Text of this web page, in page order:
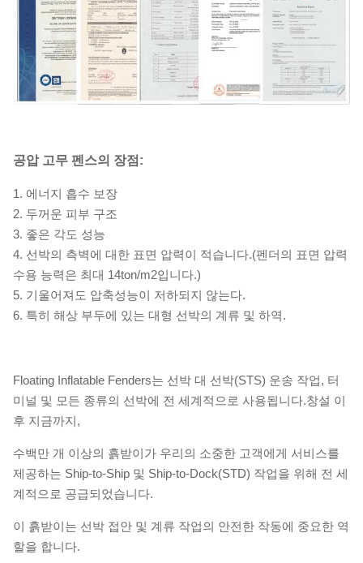
공압 고무 펜스의 장점:
1. 에너지 흡수 보장
2. 두꺼운 피부 구조
3. 좋은 각도 성능
4. 선박의 측벽에 대한 표면 압력이 적습니다.(펜더의 표면 압력
수용 능력은 최대 14ton/m2입니다.)
5. 기울어져도 압축성능이 저하되지 않는다.
6. 특히 해상 부두에 있는 대형 선박의 계류 및 하역.
Floating Inflatable Fenders는 선박 대 선박(STS) 운송 작업, 터
미널 및 모든 종류의 선박에 전 세계적으로 사용됩니다.창설 이
후 지금까지,
수백만 개 이상의 흙받이가 우리의 소중한 고객에게 서비스를
제공하는 Ship-to-Ship 및 Ship-to-Dock(STD) 작업을 위해 전 세
계적으로 공급되었습니다.
이 흙받이는 선박 접안 및 계류 작업의 안전한 작동에 중요한 역
할을 합니다.